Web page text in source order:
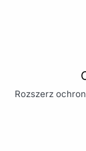
Rozszerz